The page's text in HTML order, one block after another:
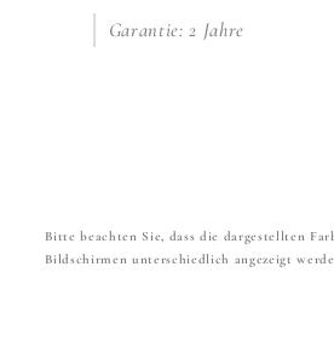
Garantie: 2 Jahre
Bitte beachten Sie, dass die dargestellten
Bildschirmen unterschiedlich angezeigt